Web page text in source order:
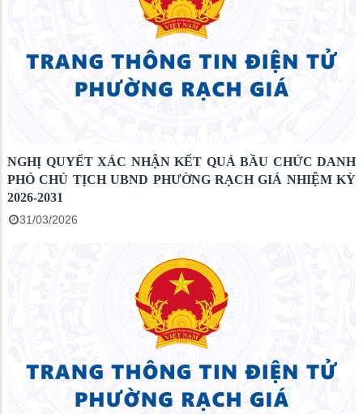
NGHỊ QUYẾT XÁC NHẬN KẾT QUẢ BẦU CHỨC DANH
PHÓ CHỦ TỊCH UBND PHƯỜNG RẠCH GIÁ NHIỆM KỲ
2026-2031
31/03/2026